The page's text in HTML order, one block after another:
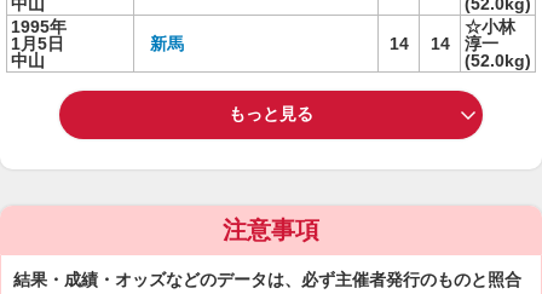
1995年
1月5日
中山
新馬 14 14
☆小林
淳一
(52.0kg)
もっと見る
注意事項
結果・成績・オッズなどのデータは、必ず主催者発行のものと照合